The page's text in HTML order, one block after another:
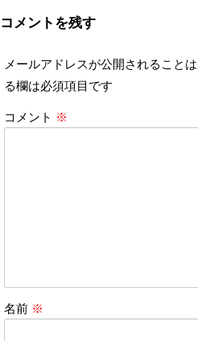
コメントを残す
メールアドレスが公開されることは
る欄は必須項目です
コメント ※
名前 ※